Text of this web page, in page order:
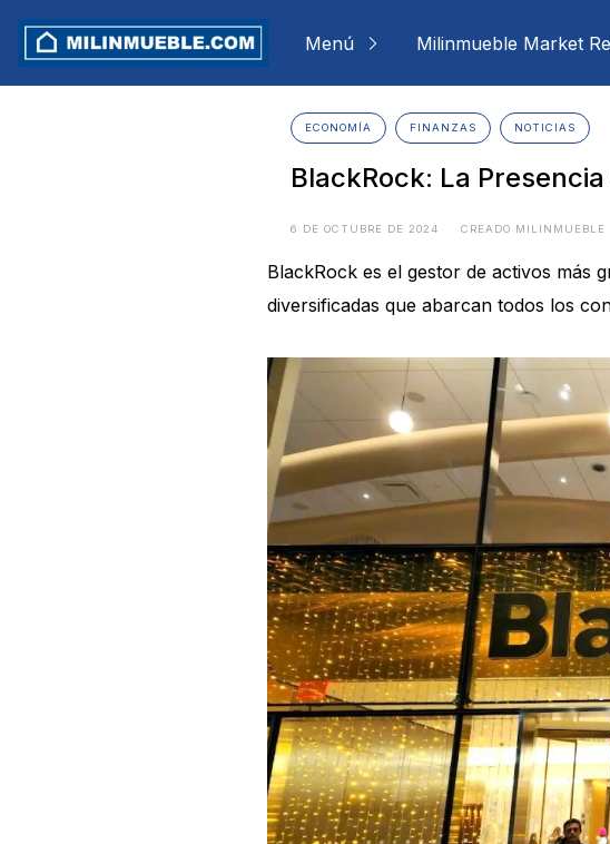
content
Menú Milinmueble Market
ECONOMÍA FINANZAS NOTICIAS
BlackRock: La
6 DE OCTUBRE DE 2024 CREADO MILINMUEBLE
BlackRock es el gestor de activos más
diversificadas que abarcan todos los